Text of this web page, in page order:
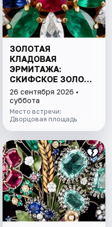
ЗОЛОТАЯ
КЛАДОВАЯ
ЭРМИТАЖА:
СКИФСКОЕ ЗОЛОТО
И СОКРОВИЩА
ИМПЕРАТОРСКОЙ
КОЛЛЕКЦИИ
26 сентября 2026 •
суббота
Место встречи:
Дворцовая площадь